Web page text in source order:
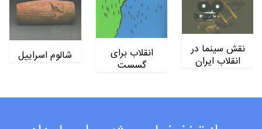
نقش سینما در
انقلاب ایران
انقلاب برای
گسست
شالوم اسراییل